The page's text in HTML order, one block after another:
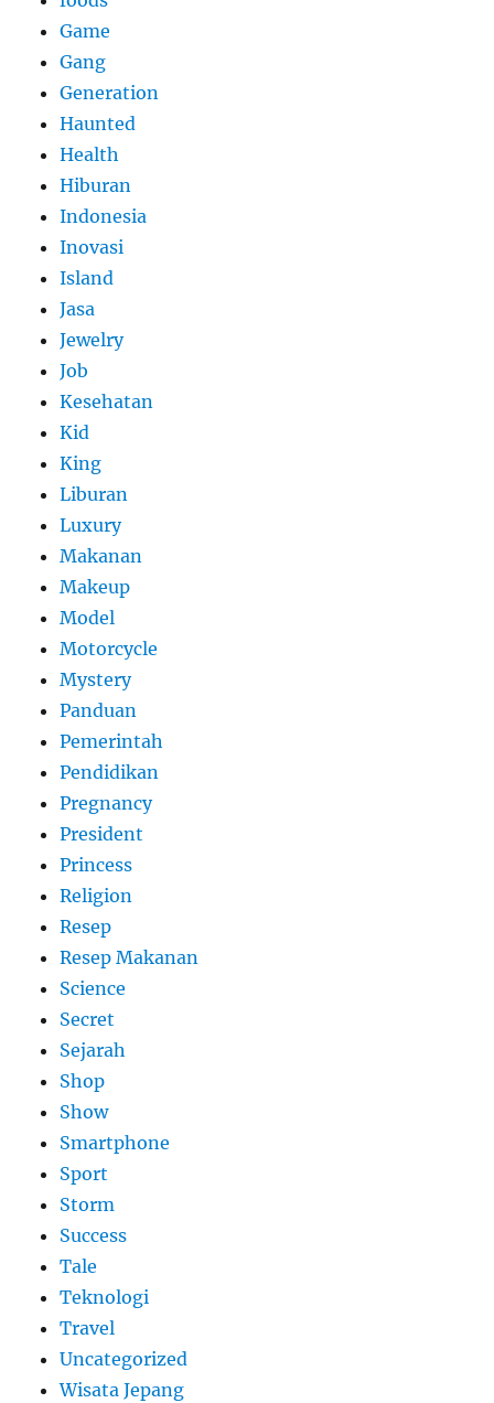
Game
Gang
Generation
Haunted
Health
Hiburan
Indonesia
Inovasi
Island
Jasa
Jewelry
Job
Kesehatan
Kid
King
Liburan
Luxury
Makanan
Makeup
Model
Motorcycle
Mystery
Panduan
Pemerintah
Pendidikan
Pregnancy
President
Princess
Religion
Resep
Resep Makanan
Science
Secret
Sejarah
Shop
Show
Smartphone
Sport
Storm
Success
Tale
Teknologi
Travel
Uncategorized
Wisata Jepang